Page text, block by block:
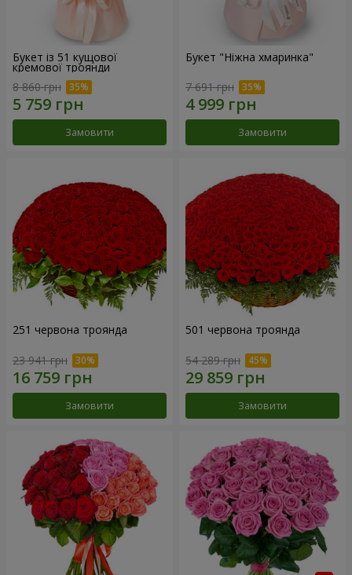
Букет із 51 кущової
кремової троянди
8 860 грн
Замовити
Букет "Ніжна хмаринка"
7 691 грн
Замовити
251 червона троянда
23 941 грн
Замовити
501 червона троянда
54 289 грн
Замовити